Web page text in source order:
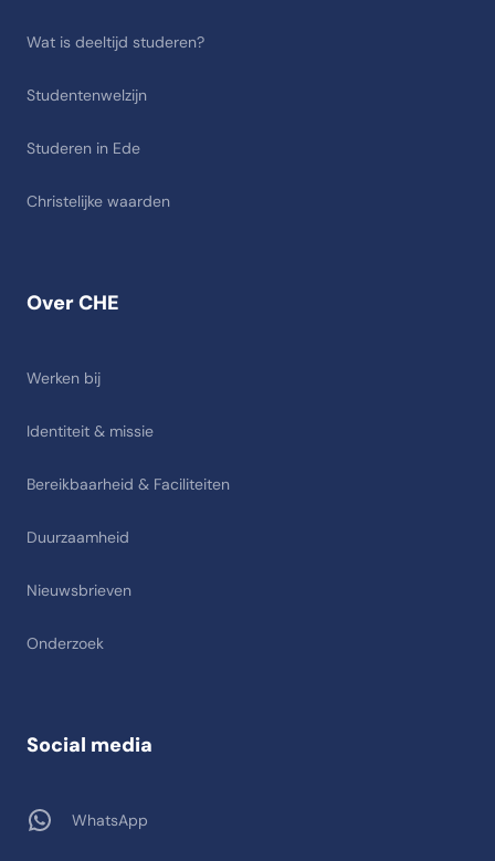
Over CHE
Werken bij
Identiteit & missie
Bereikbaarheid & Faciliteiten
Duurzaamheid
Nieuwsbrieven
Onderzoek
Wat is deeltijd studeren?
Studentenwelzijn
Studeren in Ede
Christelijke waarden
Social media
WhatsApp